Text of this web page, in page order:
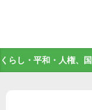
くらし・平和・人権、